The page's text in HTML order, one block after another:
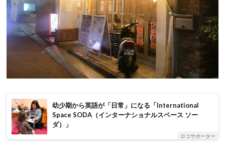
幼少期から英語が「日常」になる「International
Space SODA（インターナショナルスペース ソー
ダ）」
ロコサポーター